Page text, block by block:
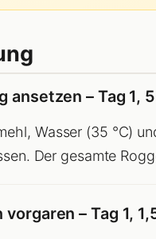
ansetzen – Tag 1,
Wasser (35 °C)
Der gesamte
vorgaren – Tag 1,